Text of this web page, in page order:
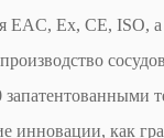
EAC, Ex, CE, ISO,
запатентованными
инновации, как